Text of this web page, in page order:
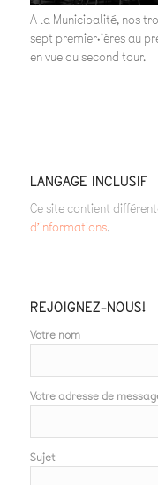
A la Municipalité, nos
sept premier·ières au
en vue du second tour.
LANGAGE INCLUSIF
Ce site contient
d’informations.
REJOIGNEZ-NOUS!
Votre nom
Votre adresse de
Sujet